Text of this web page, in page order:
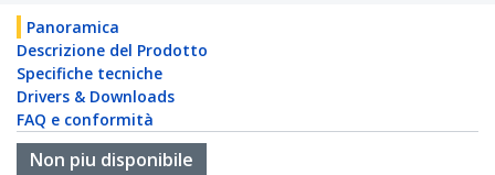
Panoramica
Descrizione del Prodotto
Specifiche tecniche
Drivers & Downloads
FAQ e conformità
Non piu disponibile